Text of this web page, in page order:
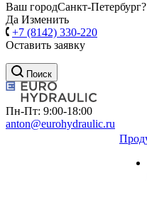
Ваш городСанкт-Петербург?
Да Изменить
+7 (8142) 330-220
Оставить заявку
Поиск
Пн-Пт: 9:00-18:00
anton@eurohydraulic.ru